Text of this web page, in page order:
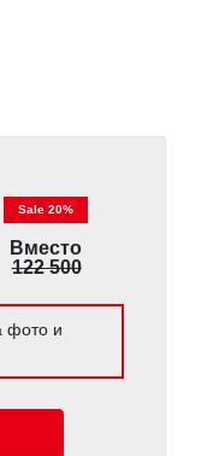
Sale 20%
Вместо
122 500
фото и